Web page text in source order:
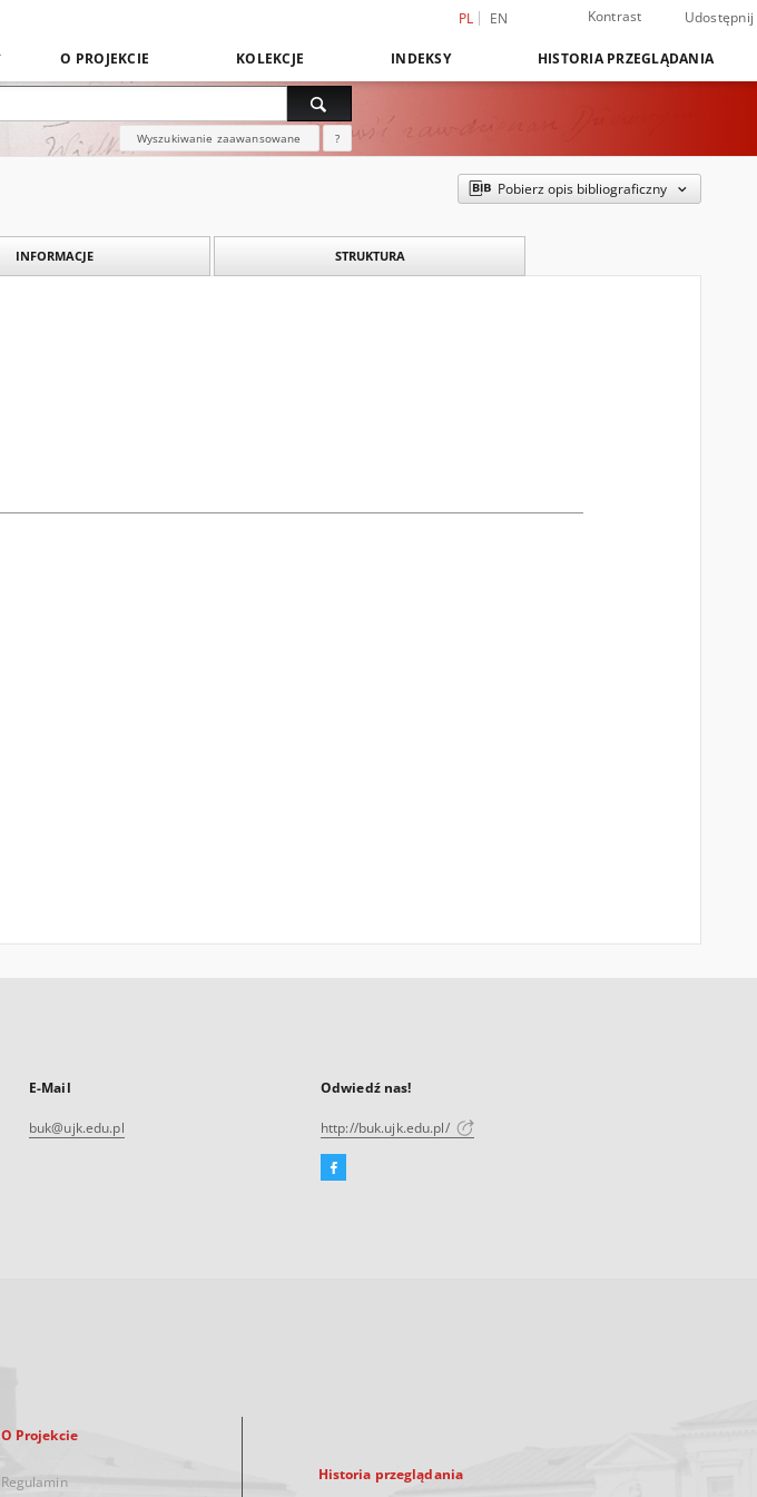
PL EN Kontrast Udostępnij
O PROJEKCIE KOLEKCJE INDEKSY HISTORIA PRZEGLĄDANIA
Wyszukiwanie zaawansowane ?
Pobierz opis bibliograficzny
INFORMACJE STRUKTURA
E-Mail
buk@ujk.edu.pl
Odwiedź nas!
http://buk.ujk.edu.pl/
Facebook
O Projekcie
Regulamin Historia przeglądania